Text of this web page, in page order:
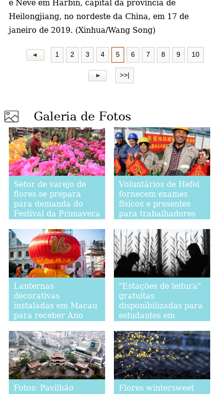
e Neve em Harbin, capital da província de
Heilongjiang, no nordeste da China, em 17 de
janeiro de 2019. (Xinhua/Wang Song)
1 2 3 4 5 6 7 8 9 10
>>|
Galeria de Fotos
Setor de varejo de
flores se prepara
para demanda do
Festival da Primavera
Voluntários de Hefei
fornecem exames
físicos e presentes
para trabalhadores
Lanternas
decorativas
instaladas em Macau
para receber Ano
"Estações de leitura"
gratuitas
disponibilizadas para
estudantes em
China
Fotos: Pavilhão
Flores wintersweet